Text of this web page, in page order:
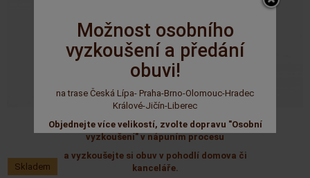
Možnost osobního
vyzkoušení a předání
obuvi!
na trase Česká Lípa- Praha-Brno-Olomouc-Hradec
Králové-Jičín-Liberec
Objednejte více velikostí, zvolte dopravu "Osobní
vyzkoušení" v nápuním procesu
a vyzkoušejte si obuv v pohodlí domova či
kanceláře.
Skladem